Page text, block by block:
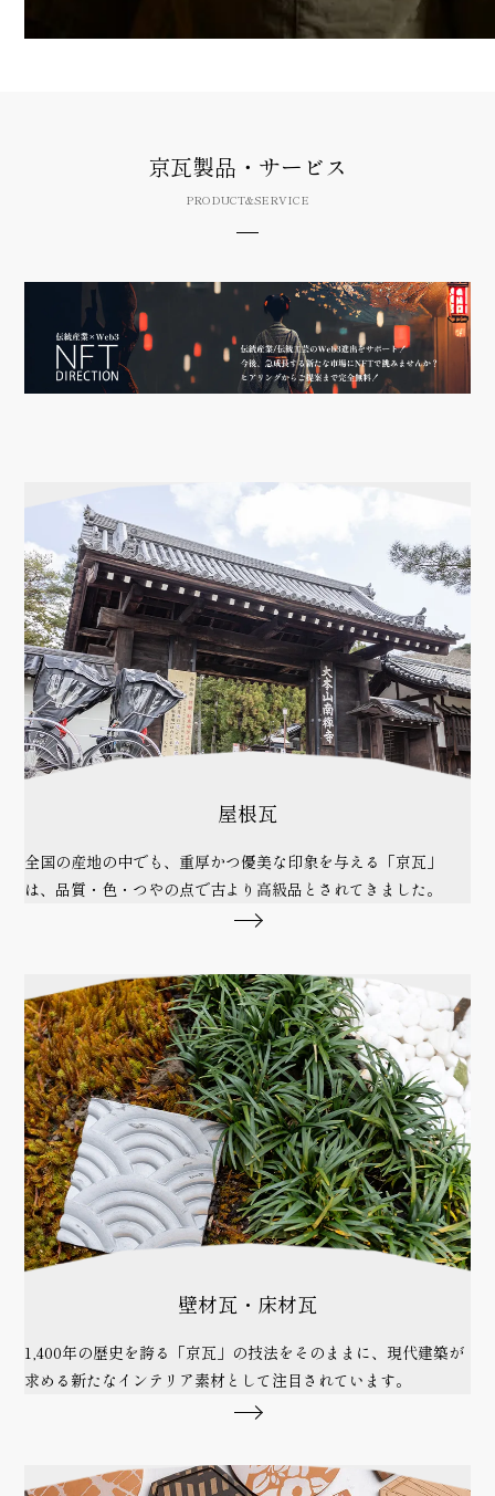
京瓦製品・サービス
PRODUCT&SERVICE
屋根瓦
全国の産地の中でも、重厚かつ優美な印象を与える「京瓦」
は、品質・色・つやの点で古より高級品とされてきました。
壁材瓦・床材瓦
1,400年の歴史を誇る「京瓦」の技法をそのままに、現代建築が
求める新たなインテリア素材として注目されています。